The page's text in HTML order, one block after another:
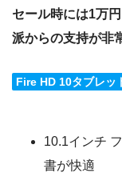
セール時には1万
派からの支持が非
Fire HD 10タブレッ
10.1インチ
書が快適